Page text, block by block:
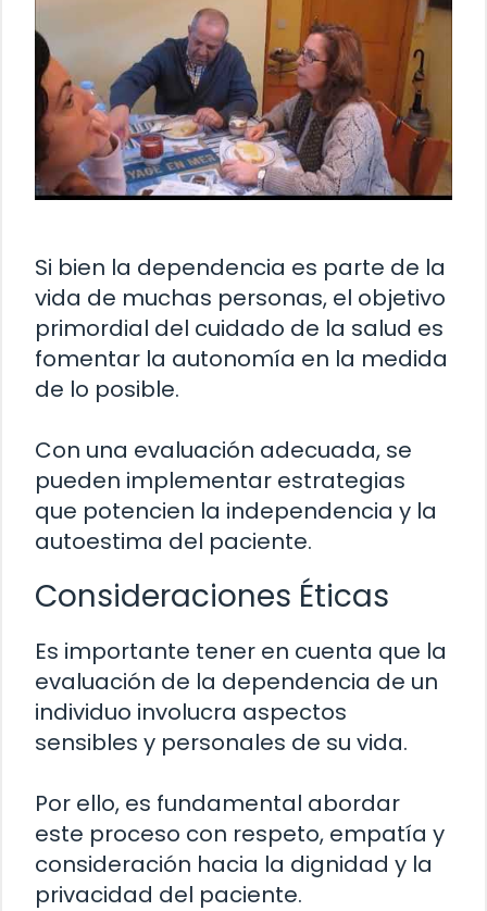
Si bien la dependencia es parte de la
vida de muchas personas, el objetivo
primordial del cuidado de la salud es
fomentar la autonomía en la medida
de lo posible.
Con una evaluación adecuada, se
pueden implementar estrategias
que potencien la independencia y la
autoestima del paciente.
Consideraciones Éticas
Es importante tener en cuenta que la
evaluación de la dependencia de un
individuo involucra aspectos
sensibles y personales de su vida.
Por ello, es fundamental abordar
este proceso con respeto, empatía y
consideración hacia la dignidad y la
privacidad del paciente.